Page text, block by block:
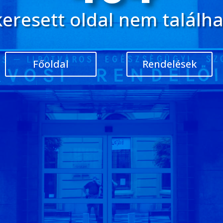
oldal nem
Főoldal Rendelések